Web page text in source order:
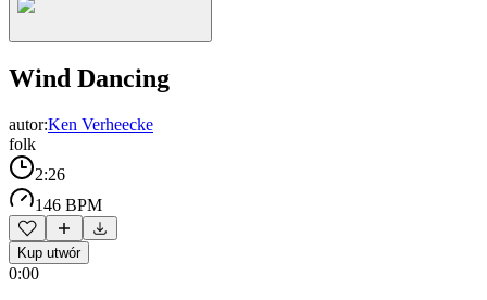
Wind Dancing
autor:Ken Verheecke
folk
2:26
146 BPM
Kup utwór
0:00